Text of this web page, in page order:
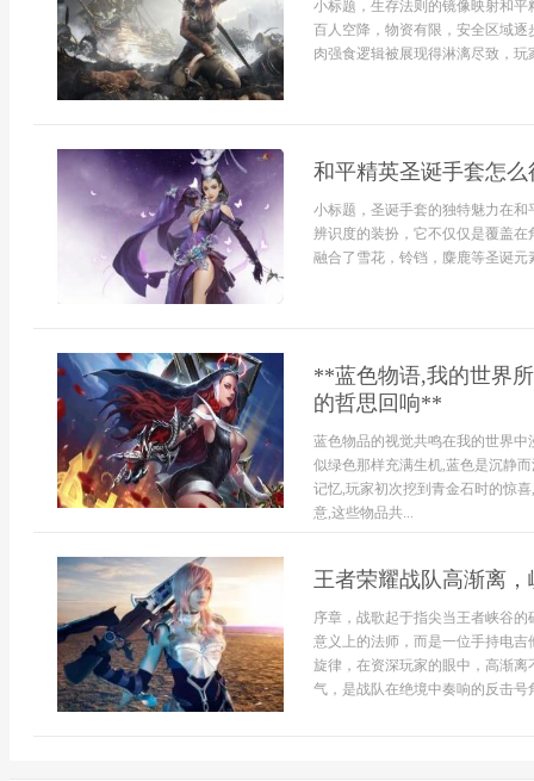
小标题，生存法则的镜像映射和
百人空降，物资有限，安全区域
肉强食逻辑被展现得淋漓尽致，玩
和平精英圣诞手套怎
小标题，圣诞手套的独特魅力在
辨识度的装扮，它不仅仅是覆盖
融合了雪花，铃铛，麋鹿等圣诞元
**蓝色物语,我的世界
的哲思回响**
蓝色物品的视觉共鸣在我的世界
似绿色那样充满生机,蓝色是沉静
记忆,玩家初次挖到青金石时的惊
意,这些物品共...
王者荣耀战队高渐离
序章，战歌起于指尖当王者峡谷
意义上的法师，而是一位手持电
旋律，在资深玩家的眼中，高渐
气，是战队在绝境中奏响的反击号